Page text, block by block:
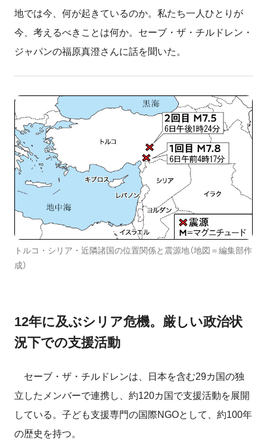
地では今、何が起きているのか。私たち一人ひとりが
今、考えるべきことは何か。セーブ・ザ・チルドレン・
ジャパンの福原真澄さんに話を聞いた。
トルコ・シリア・近隣諸国の位置関係と震源地（地図＝編集部作
成）
12年に及ぶシリア危機。厳しい政治状
況下での支援活動
セーブ・ザ・チルドレンは、日本を含む29カ国の独
立したメンバーで連携し、約120カ国で支援活動を展開
している。子ども支援専門の国際NGOとして、約100年
の歴史を持つ。